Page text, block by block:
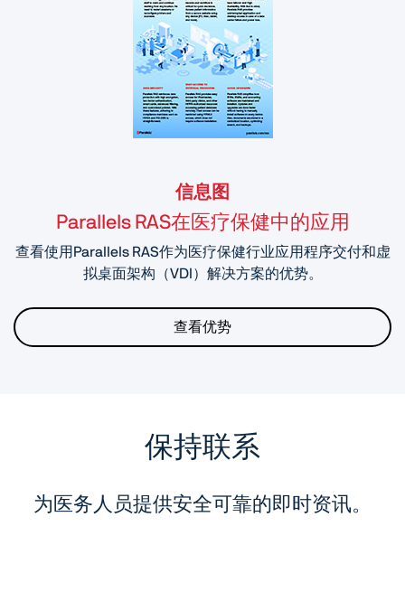
信息图
Parallels RAS在医疗保健中的应用
查看使用Parallels RAS作为医疗保健行业应用程序交付和虚
拟桌面架构（VDI）解决方案的优势。
查看优势
保持联系
为医务人员提供安全可靠的即时资讯。